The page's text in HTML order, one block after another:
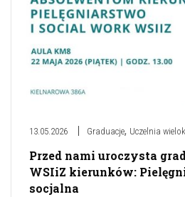
13.05.2026 Graduacje, Uczelnia
Przed nami uroczysta
WSIiZ kierunków:
socjalna